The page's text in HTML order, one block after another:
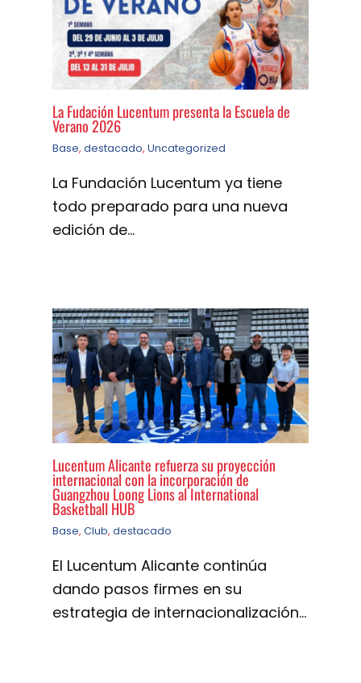
La Fudación Lucentum presenta la Escuela de
Verano 2026
Base, destacado, Uncategorized
La Fundación Lucentum ya tiene
todo preparado para una nueva
edición de…
Lucentum Alicante refuerza su proyección
internacional con la incorporación de
Guangzhou Loong Lions al International
Basketball HUB
Base, Club, destacado
El Lucentum Alicante continúa
dando pasos firmes en su
estrategia de internacionalización…